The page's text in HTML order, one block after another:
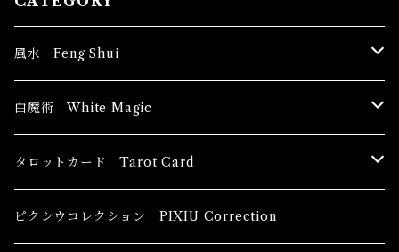
風水 Feng Shui
ブッダ Buddha
恋愛運
健康運 Health
白魔術 White Magic
香油 Oils
恋愛 Love
キャンドル Candles
タロットカード Tarot Card
初心者向け For The Beginners
ピクシウコレクション PIXIU Correction